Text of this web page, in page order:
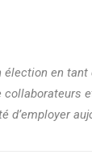
en
collaborateurs
d’employer